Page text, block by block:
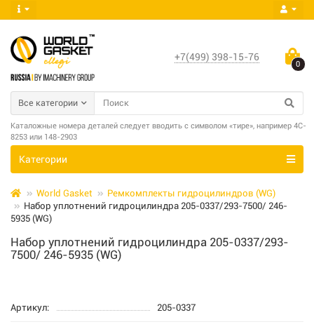
+7(499) 398-15-76
0
Все категории
Каталожные номера деталей следует вводить с символом «тире», например 4C-
8253 или 148-2903
Категории
World Gasket
Ремкомплекты гидроцилиндров (WG)
Набор уплотнений гидроцилиндра 205-0337/293-7500/ 246-
5935 (WG)
Набор уплотнений гидроцилиндра 205-0337/293-
7500/ 246-5935 (WG)
Артикул: 205-0337